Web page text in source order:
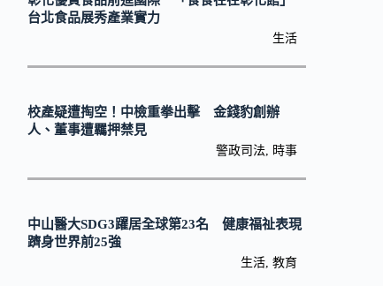
台北食品展秀產業實力
生活
校產疑遭掏空！中檢重拳出擊 金錢豹創辦
人、董事遭羈押禁見
警政司法, 時事
中山醫大SDG3躍居全球第23名 健康福祉表現
躋身世界前25強
生活, 教育